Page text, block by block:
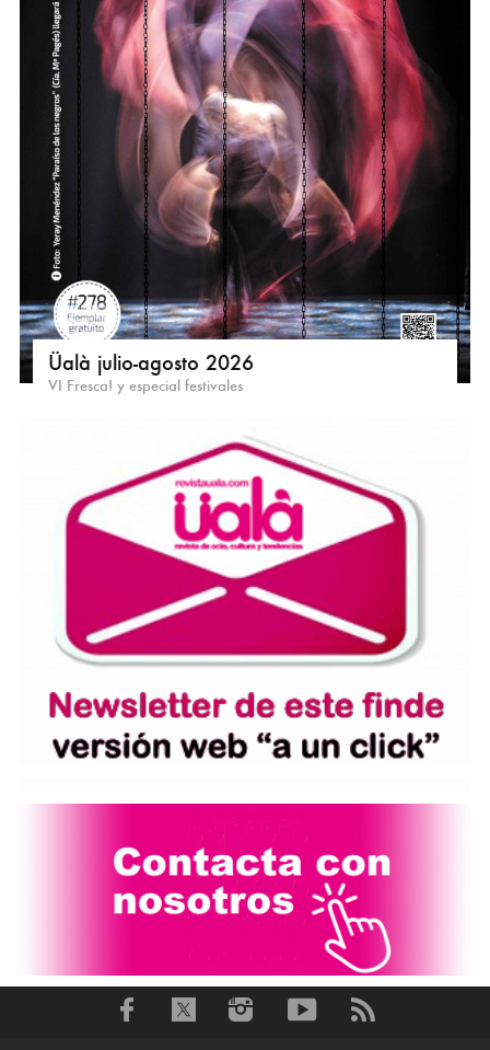
Üalà julio-agosto 2026
VI Fresca! y especial festivales